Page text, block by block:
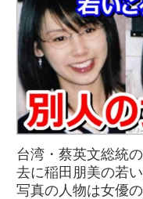
台湾・蔡英文総統
去に稲田朋美の若
写真の人物は女優